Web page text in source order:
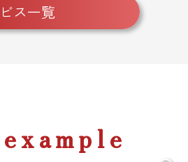
ス一覧